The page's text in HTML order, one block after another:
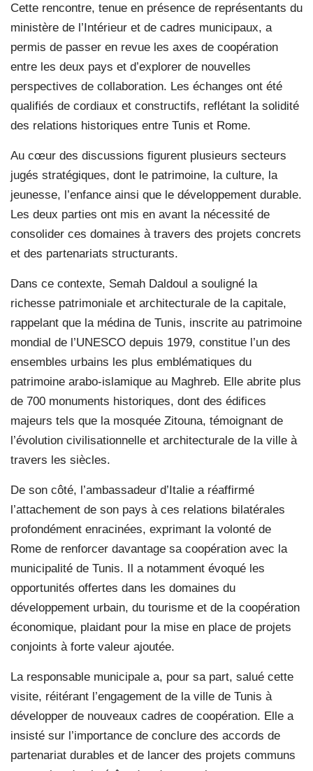
Cette rencontre, tenue en présence de représentants du
ministère de l’Intérieur et de cadres municipaux, a
permis de passer en revue les axes de coopération
entre les deux pays et d’explorer de nouvelles
perspectives de collaboration. Les échanges ont été
qualifiés de cordiaux et constructifs, reflétant la solidité
des relations historiques entre Tunis et Rome.
Au cœur des discussions figurent plusieurs secteurs
jugés stratégiques, dont le patrimoine, la culture, la
jeunesse, l’enfance ainsi que le développement durable.
Les deux parties ont mis en avant la nécessité de
consolider ces domaines à travers des projets concrets
et des partenariats structurants.
Dans ce contexte, Semah Daldoul a souligné la
richesse patrimoniale et architecturale de la capitale,
rappelant que la médina de Tunis, inscrite au patrimoine
mondial de l’UNESCO depuis 1979, constitue l’un des
ensembles urbains les plus emblématiques du
patrimoine arabo-islamique au Maghreb. Elle abrite plus
de 700 monuments historiques, dont des édifices
majeurs tels que la mosquée Zitouna, témoignant de
l’évolution civilisationnelle et architecturale de la ville à
travers les siècles.
De son côté, l’ambassadeur d’Italie a réaffirmé
l’attachement de son pays à ces relations bilatérales
profondément enracinées, exprimant la volonté de
Rome de renforcer davantage sa coopération avec la
municipalité de Tunis. Il a notamment évoqué les
opportunités offertes dans les domaines du
développement urbain, du tourisme et de la coopération
économique, plaidant pour la mise en place de projets
conjoints à forte valeur ajoutée.
La responsable municipale a, pour sa part, salué cette
visite, réitérant l’engagement de la ville de Tunis à
développer de nouveaux cadres de coopération. Elle a
insisté sur l’importance de conclure des accords de
partenariat durables et de lancer des projets communs